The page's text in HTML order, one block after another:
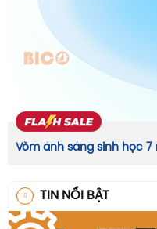
Vòm ánh sáng sinh học
TIN NỔI BẬT